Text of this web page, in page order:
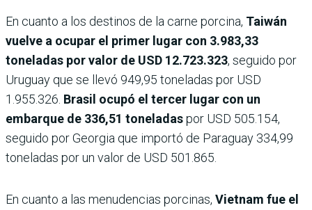
En cuanto a los destinos de la carne porcina, Taiwán
vuelve a ocupar el primer lugar con 3.983,33
toneladas por valor de USD 12.723.323, seguido por
Uruguay que se llevó 949,95 toneladas por USD
1.955.326. Brasil ocupó el tercer lugar con un
embarque de 336,51 toneladaspor USD 505.154,
seguido por Georgia que importó de Paraguay 334,99
toneladas por un valor de USD 501.865.
En cuanto a las menudencias porcinas, Vietnam fue el